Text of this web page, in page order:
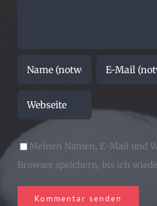
Meinen Namen, E-Mail und
Browser speichern, bis ich